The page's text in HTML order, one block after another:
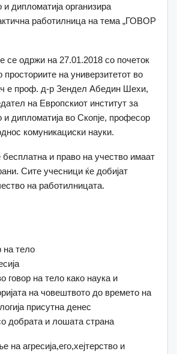
дипломатија организира
работилница на тема „ГОВОР
се одржи на 27.01.2018 со почеток
просториите на универзитетот во
е проф. д-р Зендел Aбедин Шехи,
на Европскиот институт за
и дипломатија во Скопје, професор
комуникациски науки.
и право на учество имаат
Сите учесници ќе добијат
на работилницата.
на тело
говор на тело како наука и
на човештвото до времето на
присутна денес
добрата и лошата страна
на агресија,его,хејтерство и